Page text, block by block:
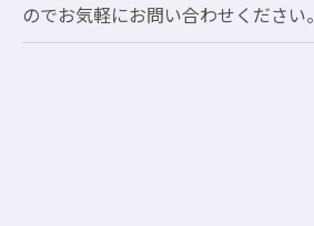
のでお気軽にお問い合わせください。